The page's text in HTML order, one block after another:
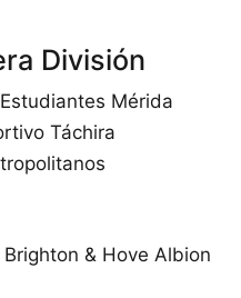
División
Mérida
Táchira
& Hove Albion